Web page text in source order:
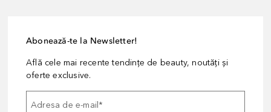
Abonează-te la Newsletter!
Află cele mai recente tendințe de beauty, noutăți și
oferte exclusive.
Adresa de e-mail*